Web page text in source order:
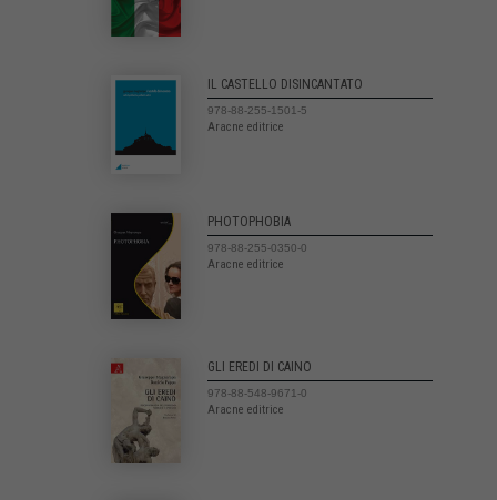
IL CASTELLO DISINCANTATO
978-88-255-1501-5
Aracne editrice
PHOTOPHOBIA
978-88-255-0350-0
Aracne editrice
GLI EREDI DI CAINO
978-88-548-9671-0
Aracne editrice